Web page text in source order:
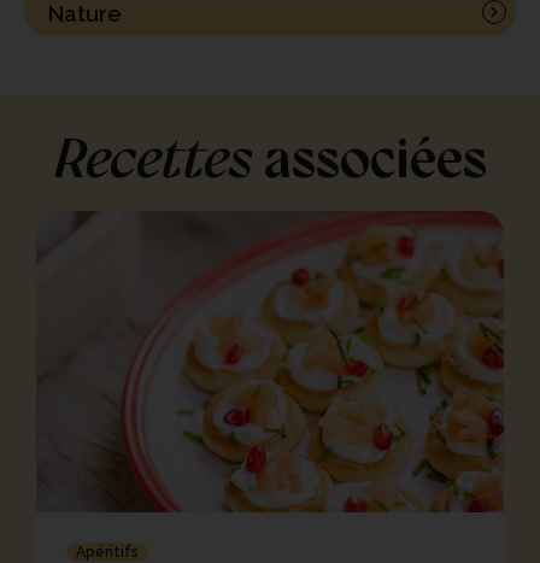
Nature
Recettes associées
Apéritifs